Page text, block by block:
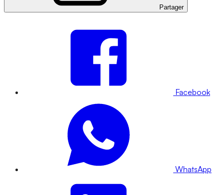
Partager
Facebook
WhatsApp